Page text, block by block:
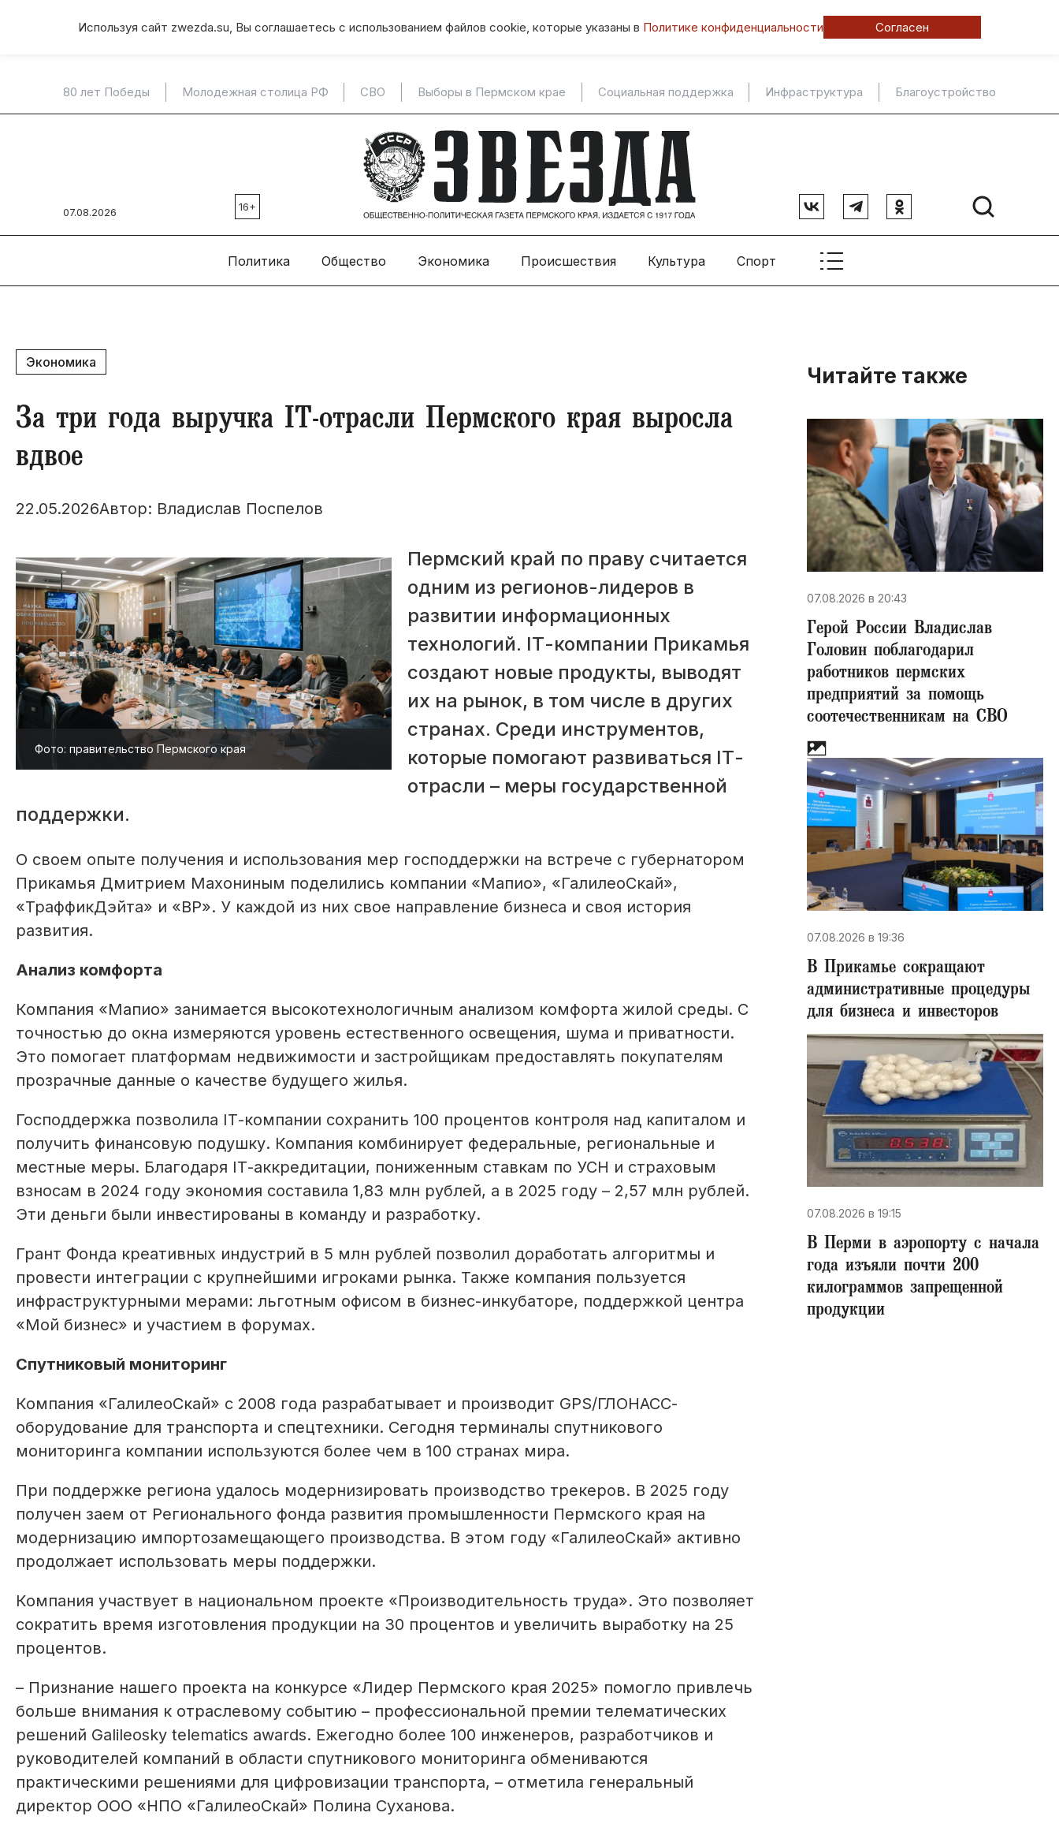
Используя сайт zwezda.su, Вы соглашаетесь с использованием файлов cookie, которые указаны в Политике конфиденциальности Согласен
80 лет Победы Молодежная столица РФ СВО Выборы в Пермском крае Социальная поддержка Инфраструктура Благоустройство
07.08.2026 16+
Политика Общество Экономика Происшествия Культура Спорт
Экономика
За три года выручка IT-отрасли Пермского края выросла
вдвое
22.05.2026Автор: Владислав Поспелов
Фото: правительство Пермского края
Пермский край по праву считается
одним из регионов-лидеров в
развитии информационных
технологий. IТ-компании Прикамья
создают новые продукты, выводят
их на рынок, в том числе в других
странах. Среди инструментов,
которые помогают развиваться IТ-
отрасли – меры государственной
поддержки.
О своем опыте получения и использования мер господдержки на встрече с губернатором
Прикамья Дмитрием Махониным поделились компании «Мапио», «ГалилеоСкай»,
«ТраффикДэйта» и «ВР». У каждой из них свое направление бизнеса и своя история
развития.
Анализ комфорта
Компания «Мапио» занимается высокотехнологичным анализом комфорта жилой среды. С
точностью до окна измеряются уровень естественного освещения, шума и приватности.
Это помогает платформам недвижимости и застройщикам предоставлять покупателям
прозрачные данные о качестве будущего жилья.
Господдержка позволила IТ-компании сохранить 100 процентов контроля над капиталом и
получить финансовую подушку. Компания комбинирует федеральные, региональные и
местные меры. Благодаря IТ-аккредитации, пониженным ставкам по УСН и страховым
взносам в 2024 году экономия составила 1,83 млн рублей, а в 2025 году – 2,57 млн рублей.
Эти деньги были инвестированы в команду и разработку.
Грант Фонда креативных индустрий в 5 млн рублей позволил доработать алгоритмы и
провести интеграции с крупнейшими игроками рынка. Также компания пользуется
инфраструктурными мерами: льготным офисом в бизнес-инкубаторе, поддержкой центра
«Мой бизнес» и участием в форумах.
Спутниковый мониторинг
Компания «ГалилеоСкай» с 2008 года разрабатывает и производит GPS/ГЛОНАСС-
оборудование для транспорта и спецтехники. Сегодня терминалы спутникового
мониторинга компании используются более чем в 100 странах мира.
При поддержке региона удалось модернизировать производство трекеров. В 2025 году
получен заем от Регионального фонда развития промышленности Пермского края на
модернизацию импортозамещающего производства. В этом году «Галилео­Скай» активно
продолжает использовать меры поддержки.
Компания участвует в национальном проекте «Производительность труда». Это позволяет
сократить время изготовления продукции на 30 процентов и увеличить выработку на 25
процентов.
– Признание нашего проекта на конкурсе «Лидер Пермского края 2025» помогло привлечь
больше внимания к отраслевому событию – профессио­нальной премии телематических
решений Galileosky telematics awards. Ежегодно более 100 инженеров, разработчиков и
руководителей компаний в области спутникового мониторинга обмениваются
практическими решениями для цифровизации транспорта, – отметила генеральный
директор ООО «НПО «ГалилеоСкай» Полина Суханова.
Читайте также
07.08.2026 в 20:43
Герой России Владислав
Головин поблагодарил
работников пермских
предприятий за помощь
соотечественникам на СВО
07.08.2026 в 19:36
В Прикамье сокращают
административные процедуры
для бизнеса и инвесторов
07.08.2026 в 19:15
В Перми в аэропорту с начала
года изъяли почти 200
килограммов запрещенной
продукции